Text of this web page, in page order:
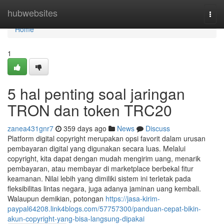
hubwebsites
Home
Home
1
5 hal penting soal jaringan
TRON dan token TRC20
zanea431gnr7 359 days ago News
Discuss
Platform digital copyright merupakan opsi favorit dalam urusan
pembayaran digital yang digunakan secara luas. Melalui
copyright, kita dapat dengan mudah mengirim uang, menarik
pembayaran, atau membayar di marketplace berbekal fitur
keamanan. Nilai lebih yang dimiliki sistem ini terletak pada
fleksibilitas lintas negara, juga adanya jaminan uang kembali.
Walaupun demikian, potongan https://jasa-kirim-
paypal64208.link4blogs.com/57757300/panduan-cepat-bikin-
akun-copyright-yang-bisa-langsung-dipakai